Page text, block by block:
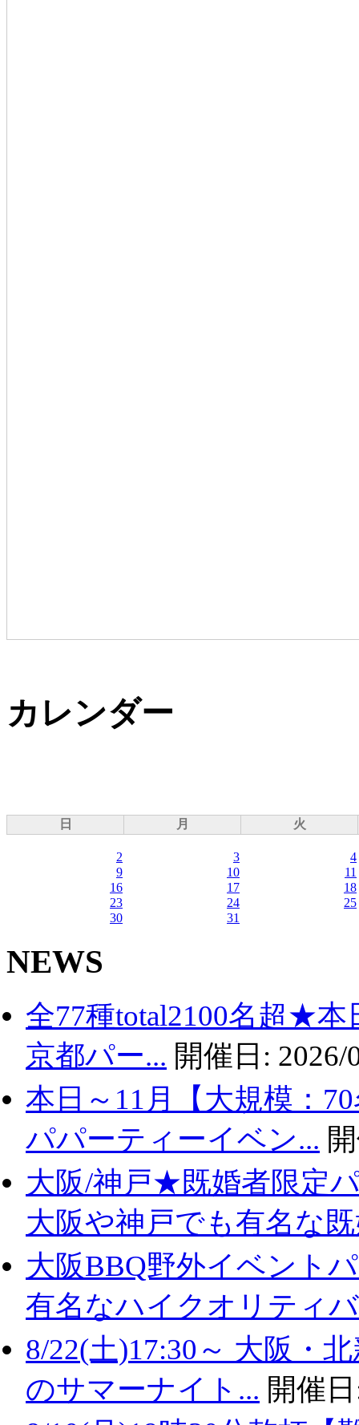
カレンダー
日 月 火
2 3
4
9
10
11
16
17
18
23
24
25
30
31
NEWS
全77種total2100名超★本
京都パー... 開催日: 2026/
本日～11月【大規模：
パパーティーイベン...
大阪/神戸★既婚者限定
大阪や神戸でも有名な
大阪BBQ野外イベント
有名なハイクオリティ
8/22(土)17:30～ 大阪・
のサマーナイト... 開催